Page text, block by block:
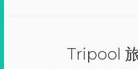
Tripool